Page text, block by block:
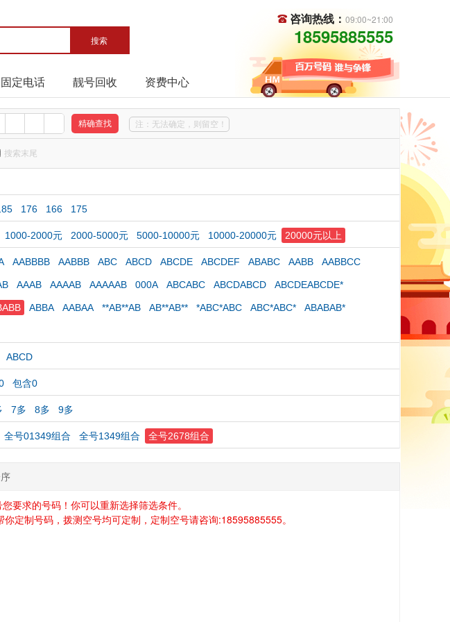
咨询热线： 09:00~21:00
18595885555
固定电话 靓号回收 资费中心
注：无法确定，则留空！
搜索末尾
176 166 175
1000-2000元 2000-5000元 5000-10000元 10000-20000元 20000元以上
AABBBB AABBB ABC ABCD ABCDE ABCDEF ABABC AABB AABBCC
AAAB AAAAB AAAAAB 000A ABCABC ABCDABCD ABCDEABCDE*
ABBA AABAA **AB**AB AB**AB** *ABC*ABC ABC*ABC* ABABAB*
ABCD
包含0
7多 8多 9多
全号01349组合 全号1349组合 全号2678组合
要求的号码！你可以重新选择筛选条件。
定制号码，拨测空号均可定制，定制空号请咨询:18595885555。